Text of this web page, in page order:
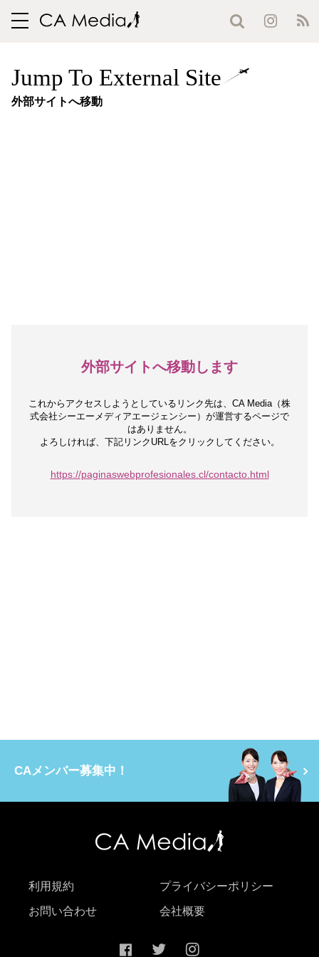
toggle
Jump To External Site
外部サイトへ移動
外部サイトへ移動します
これからアクセスしようとしているリンク先は、 CA Media（株
式会社シーエーメディアエージェンシー）が運営するページで
はありません。
よろしければ、下記リンクURLをクリックしてください。
https://paginaswebprofesionales.cl/contacto.html
CAメンバー募集中！
利用規約 プライバシーポリシー
お問い合わせ 会社概要